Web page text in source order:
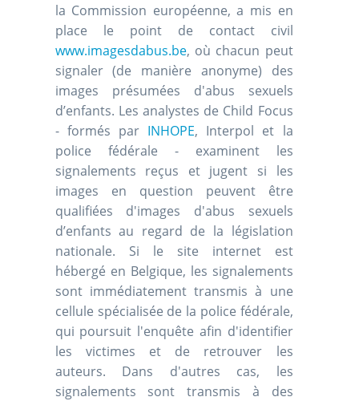
la Commission européenne, a mis en
place le point de contact civil
www.imagesdabus.be, où chacun peut
signaler (de manière anonyme) des
images présumées d'abus sexuels
d’enfants. Les analystes de Child Focus
- formés par INHOPE, Interpol et la
police fédérale - examinent les
signalements reçus et jugent si les
images en question peuvent être
qualifiées d'images d'abus sexuels
d’enfants au regard de la législation
nationale. Si le site internet est
hébergé en Belgique, les signalements
sont immédiatement transmis à une
cellule spécialisée de la police fédérale,
qui poursuit l'enquête afin d'identifier
les victimes et de retrouver les
auteurs. Dans d'autres cas, les
signalements sont transmis à des